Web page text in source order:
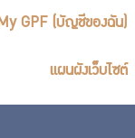
My GPF (บัญชีของฉัน)
แผนผังเว็บไซต์